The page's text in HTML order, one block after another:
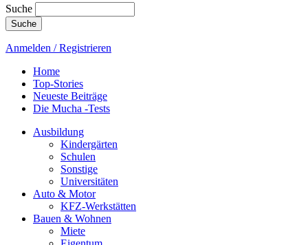
Suche
Anmelden / Registrieren
Home
Top-Stories
Neueste Beiträge
Die Mucha -Tests
Ausbildung
Kindergärten
Schulen
Sonstige
Universitäten
Auto & Motor
KFZ-Werkstätten
Bauen & Wohnen
Miete